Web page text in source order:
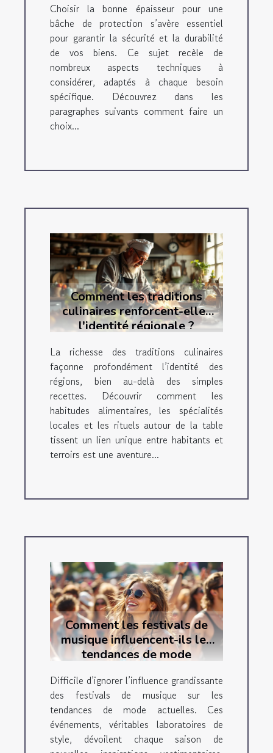
Choisir la bonne épaisseur pour une
bâche de protection s’avère essentiel
pour garantir la sécurité et la durabilité
de vos biens. Ce sujet recèle de
nombreux aspects techniques à
considérer, adaptés à chaque besoin
spécifique. Découvrez dans les
paragraphes suivants comment faire un
choix...
Comment les traditions
culinaires renforcent-elles
l'identité régionale ?
La richesse des traditions culinaires
façonne profondément l’identité des
régions, bien au-delà des simples
recettes. Découvrir comment les
habitudes alimentaires, les spécialités
locales et les rituels autour de la table
tissent un lien unique entre habitants et
terroirs est une aventure...
Comment les festivals de
musique influencent-ils les
tendances de mode
Difficile d’ignorer l’influence grandissante
des festivals de musique sur les
tendances de mode actuelles. Ces
événements, véritables laboratoires de
style, dévoilent chaque saison de